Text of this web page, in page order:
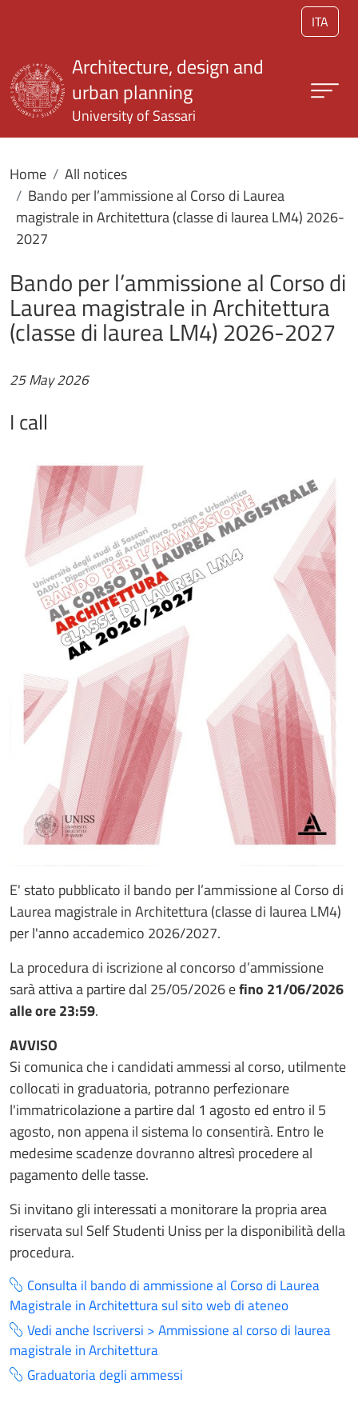
ITA
Architecture, design and
urban planning
University of Sassari
Home
All notices
Bando per l’ammissione al Corso di Laurea
magistrale in Architettura (classe di laurea LM4) 2026-
2027
Bando per l’ammissione al Corso di
Laurea magistrale in Architettura
(classe di laurea LM4) 2026-2027
25 May 2026
I call
E' stato pubblicato il bando per l’ammissione al Corso di
Laurea magistrale in Architettura (classe di laurea LM4)
per l'anno accademico 2026/2027.
La procedura di iscrizione al concorso d’ammissione
sarà attiva a partire dal 25/05/2026 efino 21/06/2026
alle ore 23:59.
AVVISO
Si comunica che i candidati ammessi al corso, utilmente
collocati in graduatoria, potranno perfezionare
l'immatricolazione a partire dal 1 agosto ed entro il 5
agosto, non appena il sistema lo consentirà. Entro le
medesime scadenze dovranno altresì procedere al
pagamento delle tasse.
Si invitano gli interessati a monitorare la propria area
riservata sul Self Studenti Uniss per la disponibilità della
procedura.
Consulta il bando di ammissione al Corso di Laurea
Magistrale in Architettura sul sito web di ateneo
Vedi anche Iscriversi > Ammissione al corso di laurea
magistrale in Architettura
Graduatoria degli ammessi